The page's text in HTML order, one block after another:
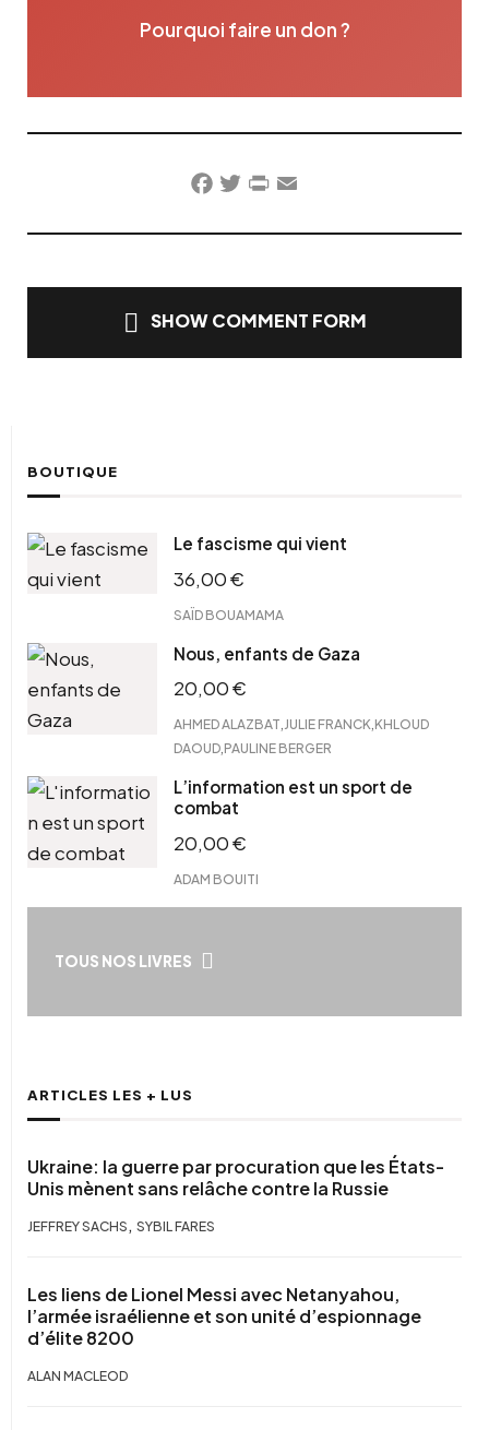
Pourquoi faire un don ?
Facebook
TwitterPrintFriendly
Email
SHOW COMMENT FORM
BOUTIQUE
Le fascisme qui vient
36,00€
SAÏD BOUAMAMA
Nous, enfants de Gaza
20,00€
AHMED ALAZBAT JULIE FRANCK KHLOUD
DAOUD PAULINE BERGER
L’information est un sport de
combat
20,00€
ADAM BOUITI
TOUS NOS LIVRES
ARTICLES LES + LUS
Ukraine: la guerre par procuration que les États-
Unis mènent sans relâche contre la Russie
JEFFREY SACHS , SYBIL FARES
Les liens de Lionel Messi avec Netanyahou,
l’armée israélienne et son unité d’espionnage
d’élite 8200
ALAN MACLEOD